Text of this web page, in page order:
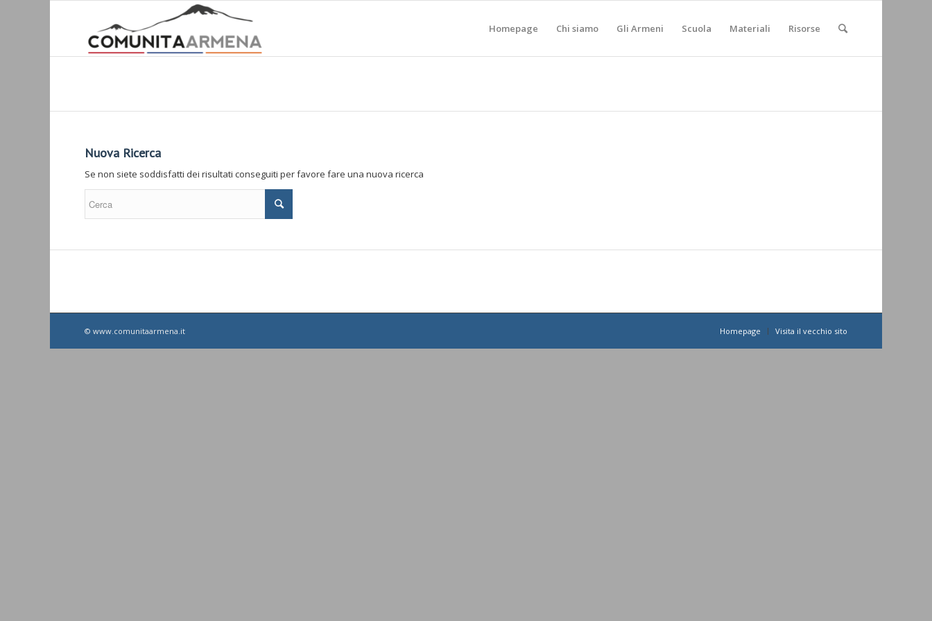
Homepage Chi siamo Gli Armeni Scuola Materiali Risorse
Nuova Ricerca
Se non siete soddisfatti dei risultati conseguiti per favore fare una nuova ricerca
© www.comunitaarmena.it Homepage Visita il vecchio sito